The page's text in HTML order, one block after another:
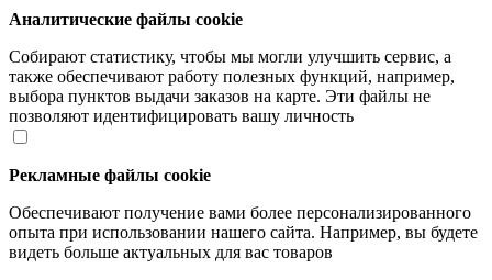
Аналитические файлы cookie
Собирают статистику, чтобы мы могли улучшить сервис, а
также обеспечивают работу полезных функций, например,
выбора пунктов выдачи заказов на карте. Эти файлы не
позволяют идентифицировать вашу личность
Рекламные файлы cookie
Обеспечивают получение вами более персонализированного
опыта при использовании нашего сайта. Например, вы будете
видеть больше актуальных для вас товаров